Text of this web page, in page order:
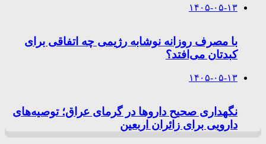
۱۴۰۵-۰۵-۱۳
با مصرف روزانه نوشابه رژیمی چه اتفاقی برای
کبدتان می‌افتد؟
۱۴۰۵-۰۵-۱۳
نگهداری صحیح داروها در گرمای عراق؛ توصیه‌های
دارویی برای زائران اربعین